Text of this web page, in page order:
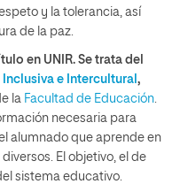
y la tolerancia, así
de la paz.
en UNIR. Se trata del
e Intercultural ,
la Facultad de Educación.
necesaria para
alumnado que aprende en
El objetivo, el de
sistema educativo.